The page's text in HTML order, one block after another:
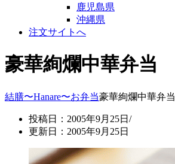
鹿児島県
沖縄県
注文サイトへ
豪華絢爛中華弁当
結膳〜Hanare〜お弁当豪華絢爛中華弁当
投稿日：2005年9月25日/
更新日：2005年9月25日